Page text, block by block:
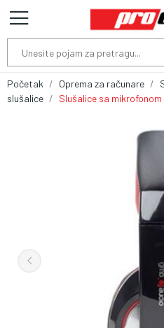
Početak Oprema za računare
slušalice
Slušalice sa mikrofonom